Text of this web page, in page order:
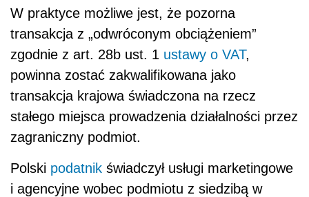
W praktyce możliwe jest, że pozorna
transakcja z „odwróconym obciążeniem”
zgodnie z art. 28b ust. 1 ustawy o VAT,
powinna zostać zakwalifikowana jako
transakcja krajowa świadczona na rzecz
stałego miejsca prowadzenia działalności przez
zagraniczny podmiot.
Polski podatnik świadczył usługi marketingowe
i agencyjne wobec podmiotu z siedzibą w